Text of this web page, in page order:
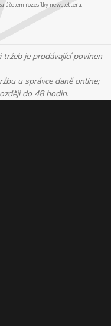
účelem rozesílky newsletteru.
je prodávající povinen
u správce daně online;
do 48 hodin.